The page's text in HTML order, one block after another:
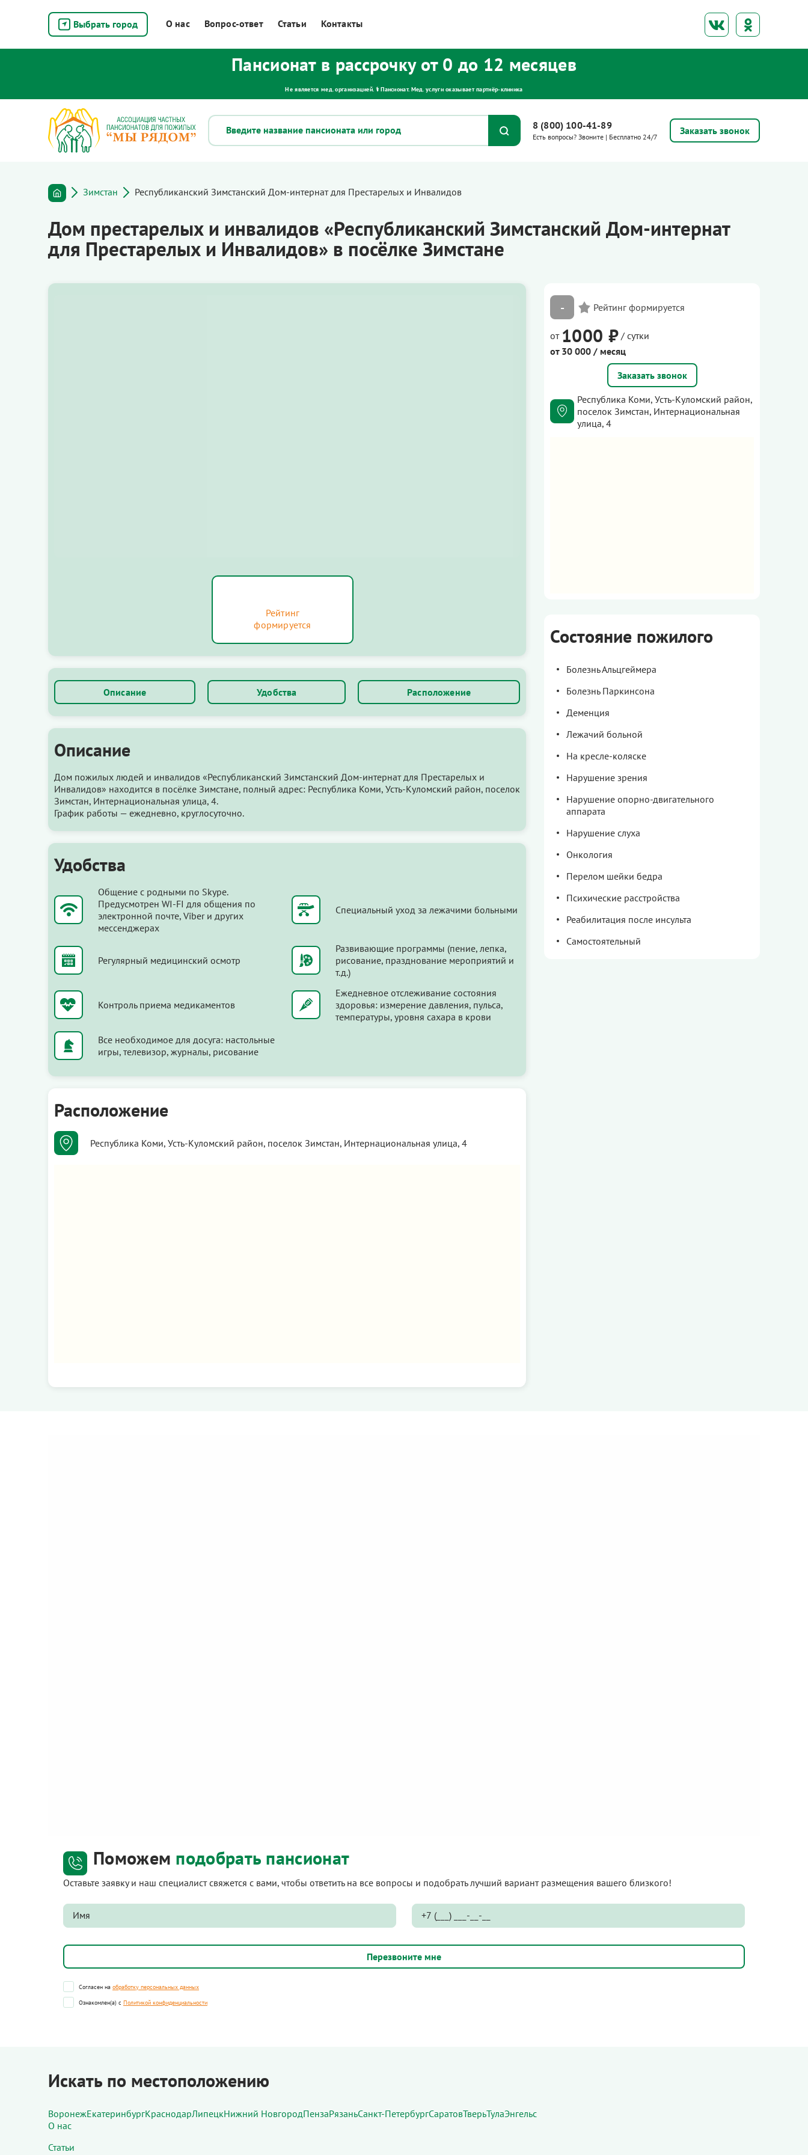
Выбрать город О нас Вопрос-ответ Статьи Контакты
Пансионат в рассрочку от 0 до 12 месяцев
Не является мед. организацией. ⚕ Пансионат. Мед. услуги оказывает партнёр‑клиника
8 (800) 100-41-89
Есть вопросы? Звоните | Бесплатно 24/7
Заказать звонок
Зимстан Республиканский Зимстанский Дом-интернат для Престарелых и Инвалидов
Дом престарелых и инвалидов «Республиканский Зимстанский Дом-интернат
для Престарелых и Инвалидов» в посёлке Зимстане
Рейтинг
формируется
Описание Удобства Расположение
Описание
Дом пожилых людей и инвалидов «Республиканский Зимстанский Дом-интернат для Престарелых и
Инвалидов» находится в посёлке Зимстане, полный адрес: Республика Коми, Усть-Куломский район, поселок
Зимстан, Интернациональная улица, 4.
График работы — ежедневно, круглосуточно.
Удобства
Общение с родными по Skype.
Предусмотрен WI-FI для общения по
электронной почте, Viber и других
мессенджерах
Специальный уход за лежачими больными
Регулярный медицинский осмотр
Развивающие программы (пение, лепка,
рисование, празднование мероприятий и
т.д.)
Контроль приема медикаментов
Ежедневное отслеживание состояния
здоровья: измерение давления, пульса,
температуры, уровня сахара в крови
Все необходимое для досуга: настольные
игры, телевизор, журналы, рисование
Расположение
Республика Коми, Усть-Куломский район, поселок Зимстан, Интернациональная улица, 4
-
от 1000 ₽/ сутки
от 30 000 / месяц
Заказать звонок
Республика Коми, Усть-Куломский район,
поселок Зимстан, Интернациональная
улица, 4
Состояние пожилого
Болезнь Альцгеймера
Болезнь Паркинсона
Деменция
Лежачий больной
На кресле-коляске
Нарушение зрения
Нарушение опорно-двигательного
аппарата
Нарушение слуха
Онкология
Перелом шейки бедра
Психические расстройства
Реабилитация после инсульта
Самостоятельный
Поможем подобрать пансионат
Оставьте заявку и наш специалист свяжется с вами, чтобы ответить на все вопросы и подобрать лучший вариант размещения вашего близкого!
Согласен на обработку персональных данных
Ознакомлен(а) с Политикой конфиденциальности
Искать по местоположению
ВоронежЕкатеринбургКраснодарЛипецкНижний НовгородПензаРязаньСанкт-ПетербургСаратовТверьТулаЭнгельс
О нас
Статьи